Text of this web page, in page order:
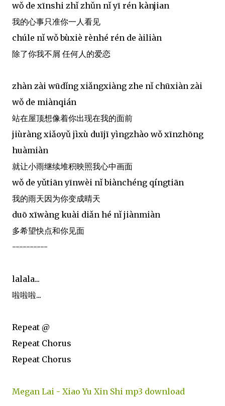
wǒ de xīnshi zhǐ zhǔn nǐ yī rén kànjian
我的心事只准你一人看见
chúle nǐ wǒ bùxiè rènhé rén de àiliàn
除了你我不屑 任何人的爱恋
zhàn zài wūdǐng xiǎngxiàng zhe nǐ chūxiàn zài
wǒ de miànqián
站在屋顶想像着你出现在我的面前
jiùràng xiǎoyǔ jìxù duījī yìngzhào wǒ xīnzhōng
huàmiàn
就让小雨继续堆积映照我心中画面
wǒ de yǔtiān yīnwèi nǐ biànchéng qíngtiān
我的雨天因为你变成晴天
duō xīwàng kuài diǎn hé nǐ jiànmiàn
多希望快点和你见面
----------
lalala...
啦啦啦...
Repeat @
Repeat Chorus
Repeat Chorus
Megan Lai - Xiao Yu Xin Shi mp3 download